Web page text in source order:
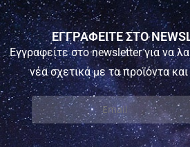
ΕΓΓΡΑΦΕΙΤΕ ΣΤΟ
Εγγραφείτε στο newsletter για να
νέα σχετικά με τα προϊόντα